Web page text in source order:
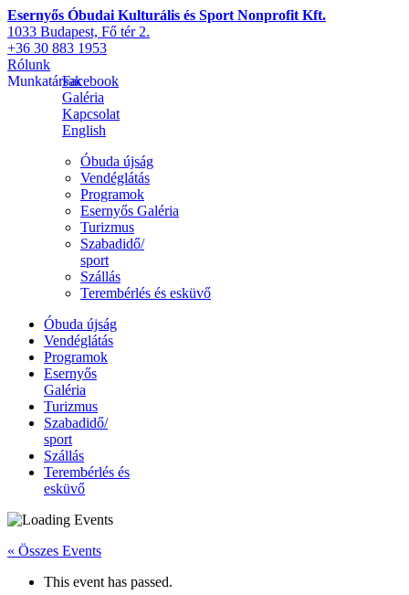
Esernyős Óbudai Kulturális és Sport Nonprofit Kft.
1033 Budapest, Fő tér 2.
+36 30 883 1953
Rólunk
MunkatársakFacebook
Galéria
Kapcsolat
English
Óbuda újság
Vendéglátás
Programok
Esernyős Galéria
Turizmus
Szabadidő/
sport
Szállás
Terembérlés és esküvő
Óbuda újság
Vendéglátás
Programok
Esernyős
Galéria
Turizmus
Szabadidő/
sport
Szállás
Terembérlés és
esküvő
« Összes Events
This event has passed.